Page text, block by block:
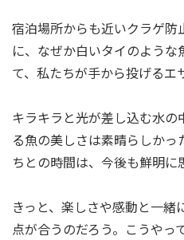
宿泊場所からも近いクラゲ防
に、なぜか白いタイのような
て、私たちが手から投げるエ
キラキラと光が差し込む水の
る魚の美しさは素晴らしか
ちとの時間は、今後も鮮明に
きっと、楽しさや感動と一緒
点が合うのだろう。こうやっ